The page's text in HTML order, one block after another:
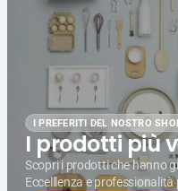
I PREFERITI DEL NOSTRO
I prodotti più
Scopri i prodotti che hanno
Eccelllenza e professionalità